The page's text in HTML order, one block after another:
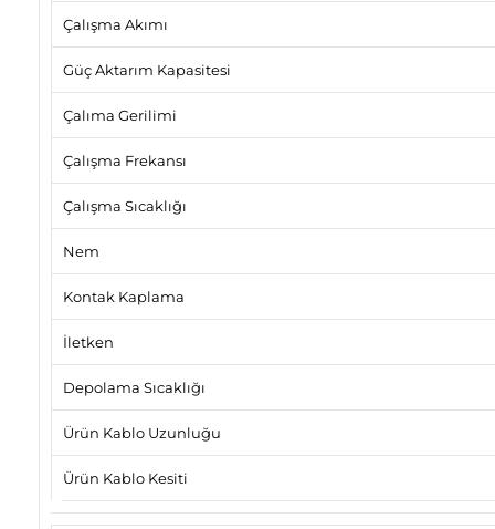
Çalışma Akımı
Güç Aktarım Kapasitesi
Çalıma Gerilimi
Çalışma Frekansı
Çalışma Sıcaklığı
Nem
Kontak Kaplama
İletken
Depolama Sıcaklığı
Ürün Kablo Uzunluğu
Ürün Kablo Kesiti